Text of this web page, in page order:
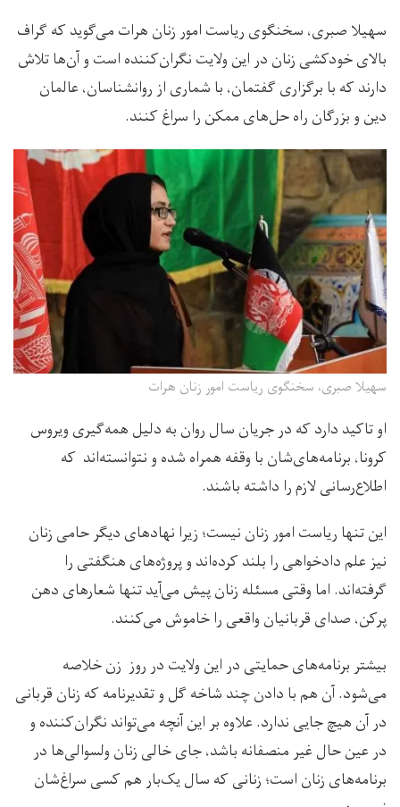
سهیلا صبری، سخنگوی ریاست امور زنان هرات می‌گوید که گراف
بالای خودکشی زنان در این ولایت نگران‌کننده است و آن‌ها تلاش
دارند که با برگزاری گفتمان، با شماری از روانشناسان، عالمان
دین و بزرگان راه حل‌های ممکن را سراغ کنند.
سهیلا صبری، سخنگوی ریاست امور زنان هرات
او تاکید دارد که در جریان سال روان به دلیل همه‌گیری ویروس
کرونا، برنامه‌های‌شان با وقفه همراه شده و نتوانسته‌اند که
اطلاع‌رسانی لازم را داشته باشند.
این تنها ریاست امور زنان نیست؛ زیرا نهادهای دیگر حامی زنان
نیز علم دادخواهی را بلند کرده‌اند و پروژه‌های هنگفتی را
گرفته‌اند. اما وقتی مسئله زنان پیش می‌آید تنها شعارهای دهن
پرکن، صدای قربانیان واقعی را خاموش می‌کنند.
بیشتر برنامه‌های حمایتی در این ولایت در روز زن خلاصه
می‌شود. آن هم با دادن چند شاخه گل و تقدیرنامه که زنان قربانی
در آن هیچ جایی ندارد. علاوه بر این آنچه می‌تواند نگران‌کننده و
در عین حال غیر منصفانه باشد، جای خالی زنان ولسوالی‌ها در
برنامه‌های زنان است؛ زنانی که سال یک‌بار هم کسی سراغ‌شان